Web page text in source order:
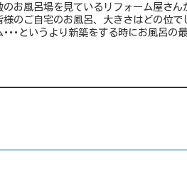
のお風呂場を見ているリフォーム屋さん
様のご自宅のお風呂、大きさはどの位で
･･･というより新築をする時にお風呂の